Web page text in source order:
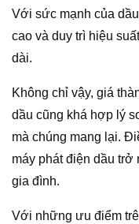
Với sức mạnh của
cao và duy trì hiệu
dài.
Không chỉ vậy, giá
dầu cũng khá hợp lý
mà chúng mang lại.
máy phát điện dầu trở
gia đình.
Với những ưu điểm